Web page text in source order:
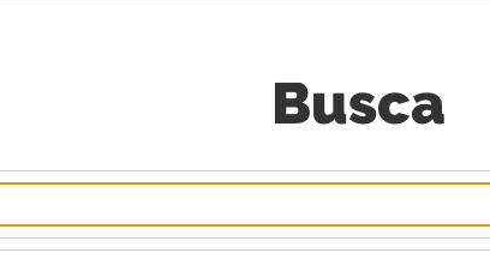
Busca